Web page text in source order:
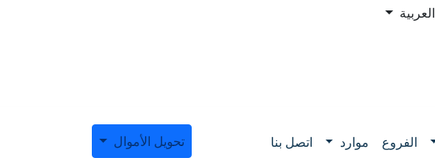
العربية
الفروع موارد اتصل بنا تحويل الأموال